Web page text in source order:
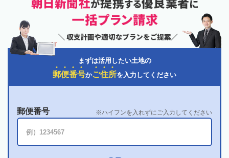
まずは活用したい土地の
郵便番号かご住所を入力してください
郵便番号 ハイフンを入れずにご入力してください